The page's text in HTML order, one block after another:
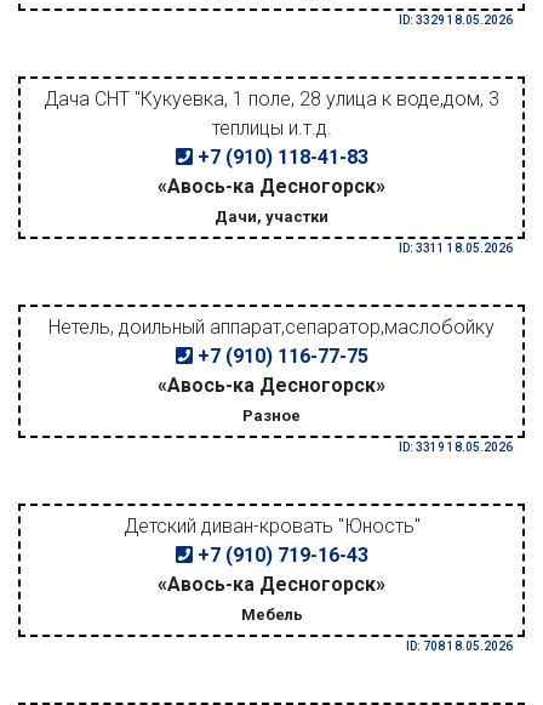
ID: 3329 18.05.2026
Дача СНТ "Кукуевка, 1 поле, 28 улица к воде,дом, 3
теплицы и.т.д.
+7 (910) 118-41-83
«Авось-ка Десногорск»
Дачи, участки
ID: 3311 18.05.2026
Нетель, доильный аппарат,сепаратор,маслобойку
+7 (910) 116-77-75
«Авось-ка Десногорск»
Разное
ID: 3319 18.05.2026
Детский диван-кровать "Юность"
+7 (910) 719-16-43
«Авось-ка Десногорск»
Мебель
ID: 708 18.05.2026